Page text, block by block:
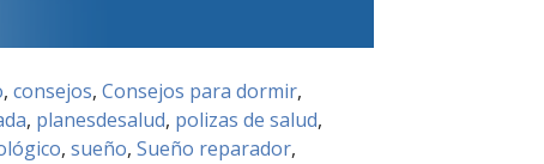
, consejos, Consejos para dormir,
, planesdesalud, polizas de salud,
, sueño, Sueño reparador,